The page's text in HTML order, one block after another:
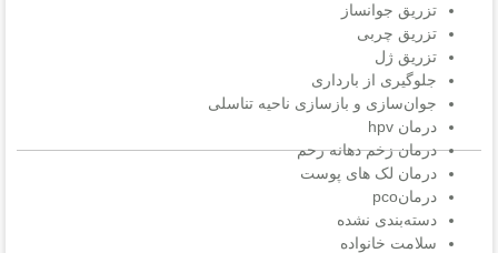
تزریق جوانساز
تزریق چربی
تزریق ژل
جلوگیری از بارداری
جوان‌سازی و بازسازی ناحیه تناسلی
درمان hpv
درمان زخم دهانه رحم
درمان لک های پوست
درمانpco
دسته‌بندی نشده
سلامت خانواده